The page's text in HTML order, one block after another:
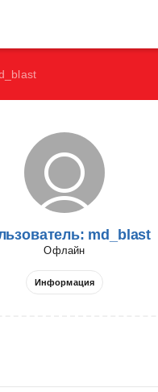
Субботин В.М.
md_blast
Офлайн
Информация